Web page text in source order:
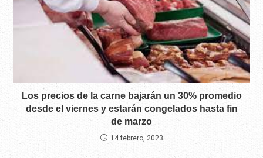
Los precios de la carne bajarán un 30% promedio
desde el viernes y estarán congelados hasta fin
de marzo
14 febrero, 2023